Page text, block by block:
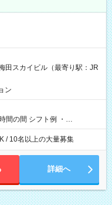
田スカイビル（最寄り駅：JR
ン
間の間 シフト例 ・
実働5時間 ・
/ 10名以上の大量募集
詳細へ